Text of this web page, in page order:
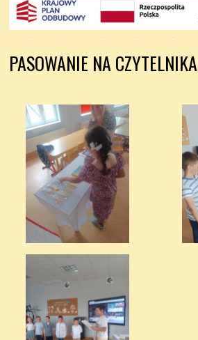
PASOWANIE NA CZYTELNIKA